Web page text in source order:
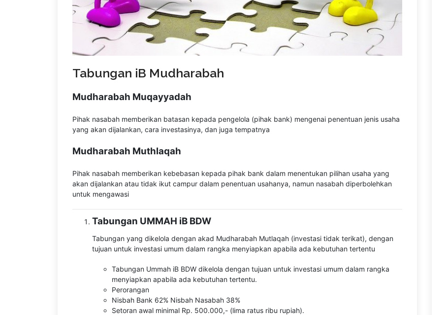
Tabungan iB Mudharabah
Mudharabah Muqayyadah
Pihak nasabah memberikan batasan kepada pengelola (pihak bank) mengenai penentuan jenis usaha
yang akan dijalankan, cara investasinya, dan juga tempatnya
Mudharabah Muthlaqah
Pihak nasabah memberikan kebebasan kepada pihak bank dalam menentukan pilihan usaha yang
akan dijalankan atau tidak ikut campur dalam penentuan usahanya, namun nasabah diperbolehkan
untuk mengawasi
Tabungan UMMAH iB BDW
Tabungan yang dikelola dengan akad Mudharabah Mutlaqah (investasi tidak terikat), dengan
tujuan untuk investasi umum dalam rangka menyiapkan apabila ada kebutuhan tertentu
Tabungan Ummah iB BDW dikelola dengan tujuan untuk investasi umum dalam rangka
menyiapkan apabila ada kebutuhan tertentu.
Perorangan
Nisbah Bank 62% Nisbah Nasabah 38%
Setoran awal minimal Rp. 500.000,- (lima ratus ribu rupiah).